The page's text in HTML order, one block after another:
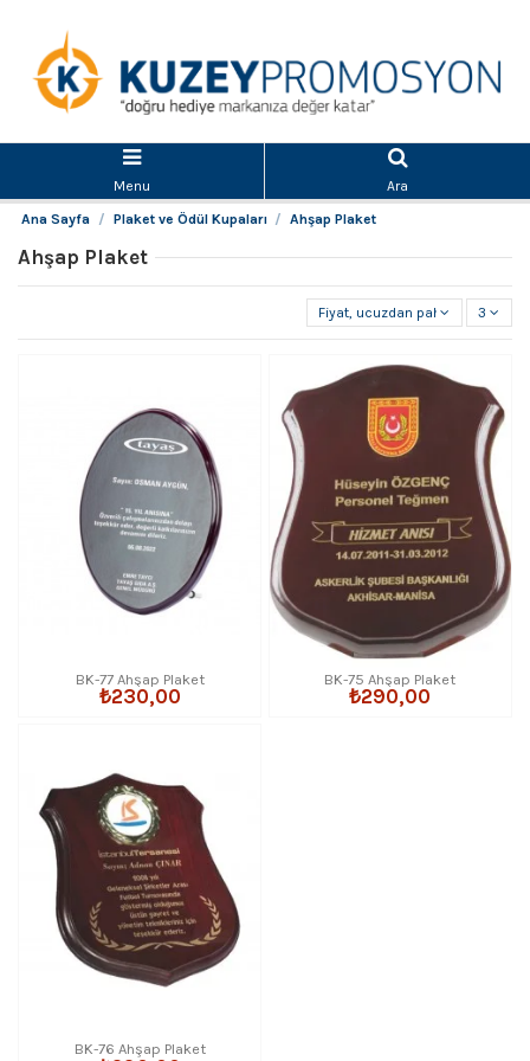
Menu
Ara
Ana Sayfa
Plaket ve Ödül Kupaları Ahşap Plaket
Ahşap Plaket
Fiyat, ucuzdan pahalıya 3
BK-77 Ahşap Plaket
₺230,00
BK-75 Ahşap Plaket
₺290,00
BK-76 Ahşap Plaket